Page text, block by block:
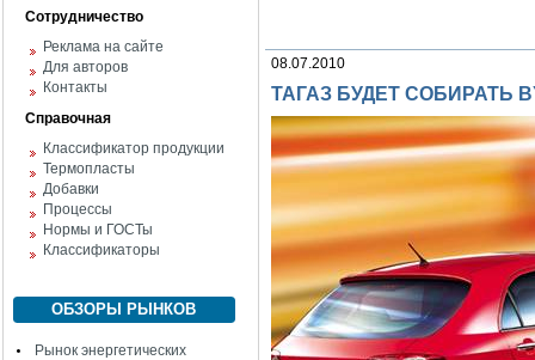
Сотрудничество
Реклама на сайте
Для авторов
Контакты
Справочная
Классификатор продукции
Термопласты
Добавки
Процессы
Нормы и ГОСТы
Классификаторы
ОБЗОРЫ РЫНКОВ
Рынок энергетических
08.07.2010
ТАГАЗ БУДЕТ СОБИРАТЬ